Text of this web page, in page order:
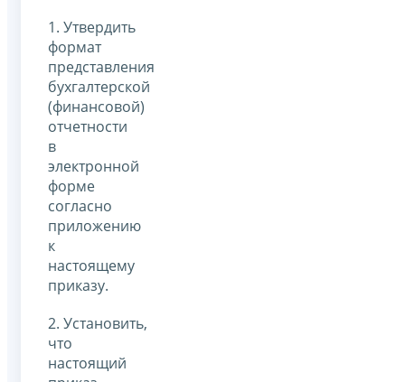
1. Утвердить
формат
представления
бухгалтерской
(финансовой)
отчетности
в
электронной
форме
согласно
приложению
к
настоящему
приказу.
2. Установить,
что
настоящий